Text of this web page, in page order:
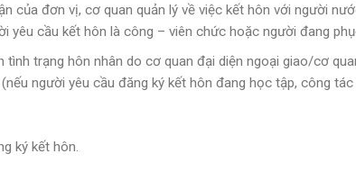
của đơn vị, cơ quan quản lý về việc kết hôn với người
yêu cầu kết hôn là công – viên chức hoặc người đang
tình trạng hôn nhân do cơ quan đại diện ngoại giao/cơ
người yêu cầu đăng ký kết hôn đang học tập, công
ký kết hôn.